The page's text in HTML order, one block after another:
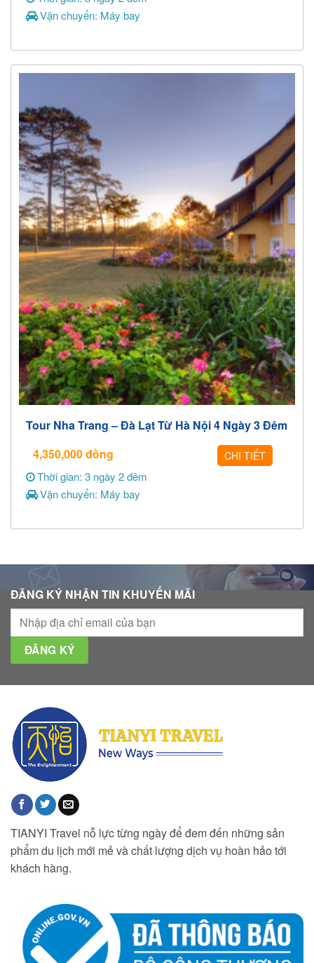
Vận chuyển: Máy bay
Tour Nha Trang – Đà Lạt Từ Hà Nội 4 Ngày 3 Đêm
4,350,000đồng CHI TIẾT
Thời gian: 3 ngày 2 đêm
Vận chuyển: Máy bay
ĐĂNG KÝ NHẬN TIN KHUYẾN MÃI
TIANYI Travel nỗ lực từng ngày để đem đến những sản
phẩm du lịch mới mẻ và chất lượng dịch vụ hoàn hảo tới
khách hàng.